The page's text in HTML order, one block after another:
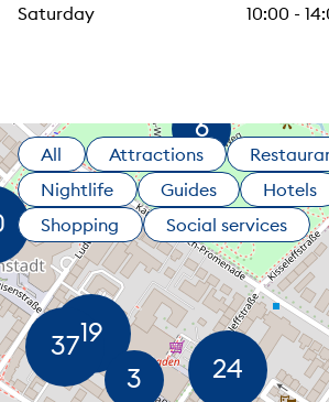
Saturday
10:00 -
All Attractions
Nightlife
Guides Hotels
Shopping
Social services